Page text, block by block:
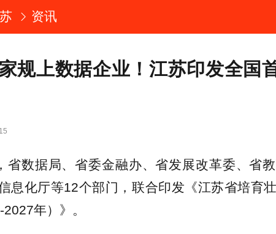
资讯
规上数据企业！江苏印发全国
省数据局、省委金融办、省发展改革委、省
息化厅等12个部门，联合印发《江苏省培育
年）》。